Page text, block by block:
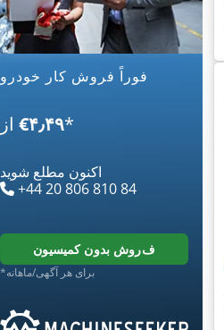
فوراً فروش کار خودرو
‎€۴٫۴۹*
اکنون مطلع شوید
+44 20 806 810 84
فروش بدون کمیسیون
*برای هر آگهی/ماهانه